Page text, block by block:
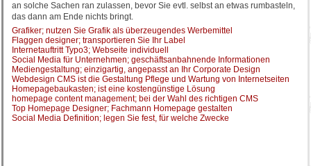
an solche Sachen ran zulassen, bevor Sie evtl. selbst an etwas rumbasteln,
das dann am Ende nichts bringt.
Grafiker; nutzen Sie Grafik als überzeugendes Werbemittel
Flaggen designer; transportieren Sie Ihr Label
Internetauftritt Typo3; Webseite individuell
Social Media für Unternehmen; geschäftsanbahnende Informationen
Mediengestaltung; einzigartig, angepasst an Ihr Corporate Design
Webdesign CMS ist die Gestaltung Pflege und Wartung von Internetseiten
Homepagebaukasten; ist eine kostengünstige Lösung
homepage content management; bei der Wahl des richtigen CMS
Top Homepage Designer; Fachmann Homepage gestalten
Social Media Definition; legen Sie fest, für welche Zwecke